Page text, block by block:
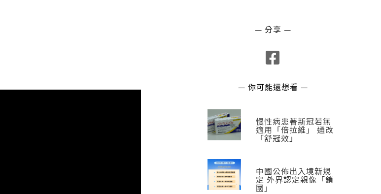
— 分享 —
— 你可能還想看 —
慢性病患著新冠若無
適用「倍拉維」 通改
「舒冠效」
中國公佈出入境新規
定 外界認定親像「鎖
國」